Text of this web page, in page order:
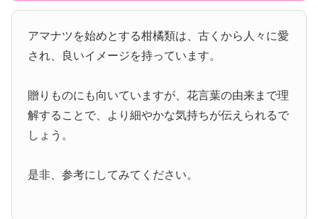
アマナツを始めとする柑橘類は、古くから人々に愛
され、良いイメージを持っています。
贈りものにも向いていますが、花言葉の由来まで理
解することで、より細やかな気持ちが伝えられるで
しょう。
是非、参考にしてみてください。